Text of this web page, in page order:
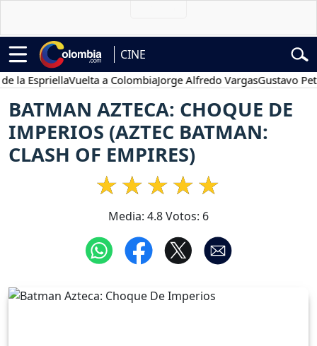
CINE
Vuelta a ColombiaJorge Alfredo VargasGustavo Petro
BATMAN AZTECA: CHOQUE DE
IMPERIOS (AZTEC BATMAN:
CLASH OF EMPIRES)
Media: 4.8Votos: 6